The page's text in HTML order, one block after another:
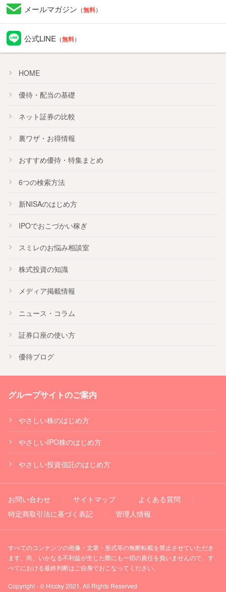
メールマガジン （無料）
公式LINE （無料）
HOME
優待・配当の基礎
ネット証券の比較
裏ワザ・お得情報
おすすめ優待・ 特集まとめ
6つの検索方法
新NISAのはじめ方
IPOでおこづかい稼ぎ
スミレのお悩み相談室
株式投資の知識
メディア掲載情報
ニュース・コラム
証券口座の使い方
優待ブログ
グループサイトのご案内
やさしい株のはじめ方
やさしいIPO株のはじめ方
やさしい投資信託のはじめ方
お問い合わせ サイトマップ
よくある質問
特定商取引法に基づく表記
管理人情報
すべてのコンテンツの画像・文章・形式等の無断転載を禁止させていただき
ます。尚、いかなる不利益が生じた際にも一切の責任を負いませんので、す
べてにおける最終判断はご自身でおこなってください。
Copyright - © Hiccky 2021. All Rights Reserved